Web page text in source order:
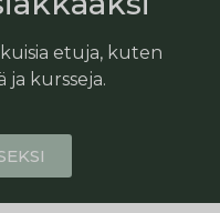
etuja, kuten
ja kursseja.